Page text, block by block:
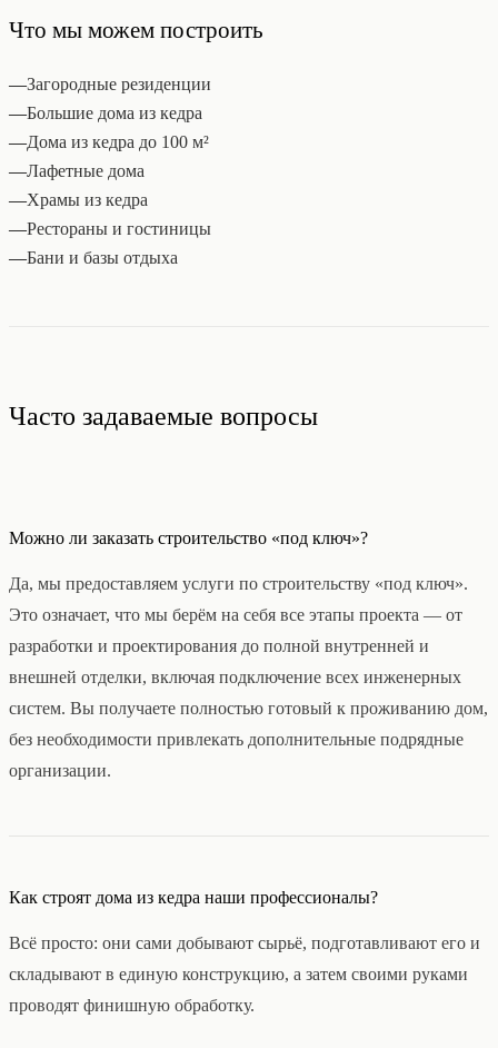
Что мы можем построить
—Загородные резиденции
—Большие дома из кедра
—Дома из кедра до 100 м²
—Лафетные дома
—Храмы из кедра
—Рестораны и гостиницы
—Бани и базы отдыха
Часто задаваемые вопросы
Можно ли заказать строительство «под ключ»?
Да, мы предоставляем услуги по строительству «под ключ».
Это означает, что мы берём на себя все этапы проекта — от
разработки и проектирования до полной внутренней и
внешней отделки, включая подключение всех инженерных
систем. Вы получаете полностью готовый к проживанию дом,
без необходимости привлекать дополнительные подрядные
организации.
Как строят дома из кедра наши профессионалы?
Всё просто: они сами добывают сырьё, подготавливают его и
складывают в единую конструкцию, а затем своими руками
проводят финишную обработку.